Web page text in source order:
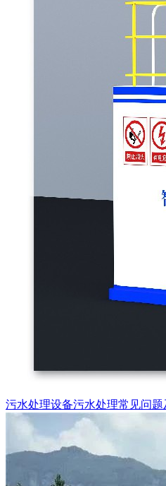
污水处理设备污水处理常见问